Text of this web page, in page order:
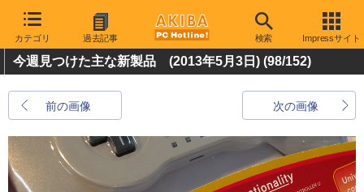
カテゴリ 過去記事 検索 Impressサイト
今週見つけた主な新製品 (2013年5月3日) (98/152)
前の画像 次の画像